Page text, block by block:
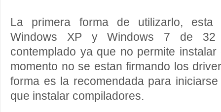
La primera forma de utilizarlo, esta
Windows XP y Windows 7 de
contemplado ya que no permite
momento no se estan firmando los
forma es la recomendada para
que instalar compiladores.